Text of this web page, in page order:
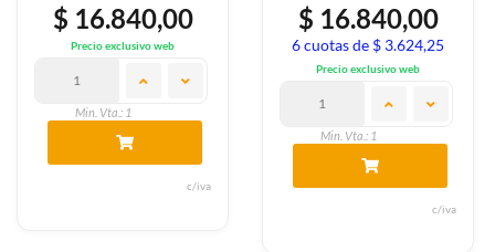
$ 16.840,00
Precio exclusivo web
Min. Vta.: 1
c/iva
$ 16.840,00
6 cuotas de $ 3.624,25
Precio exclusivo web
Min. Vta.: 1
c/iva